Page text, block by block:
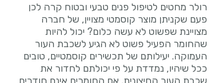
רולר מחטים לטיפול פנים טבעי ובטוח קרה לכן
פעם שקניתן מוצר קוסמטי מצויין, של חברה
מצויינת שפשוט לא עשה כלום? יכול להיות
שהחומר הפעיל פשוט לא הגיע לשכבת העור
העמוקה. יעילותם של תכשירים קוסמטיים, טובים
ככל שיהיו, נמדדת על פי יכולתם לחדור את
שכבת העור החיצונית. אם החומרים אינם חודרים